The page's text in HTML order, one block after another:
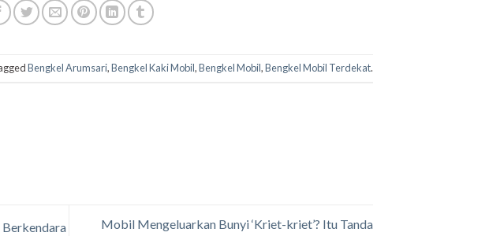
Bengkel Arumsari,Bengkel Kaki Mobil,Bengkel Mobil,Bengkel Mobil Terdekat.
Mobil Mengeluarkan Bunyi ‘Kriet-kriet’? Itu Tanda